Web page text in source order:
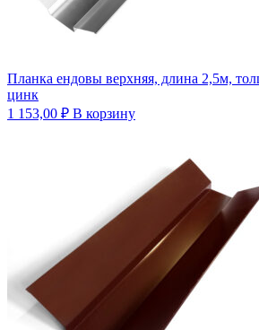
Планка ендовы верхняя, длина 2,5м,
цинк
1 153,00 ₽ В корзину